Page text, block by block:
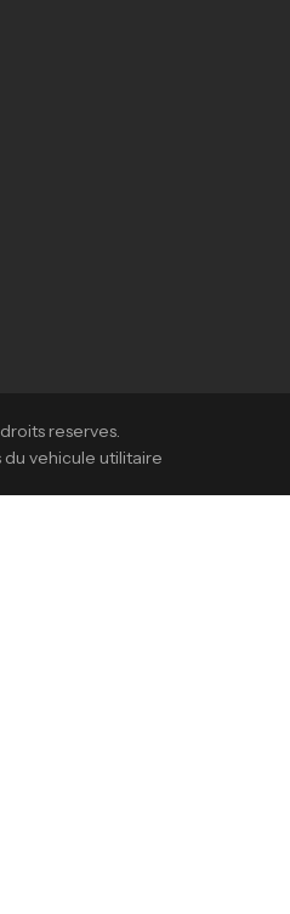
reserves.
vehicule utilitaire